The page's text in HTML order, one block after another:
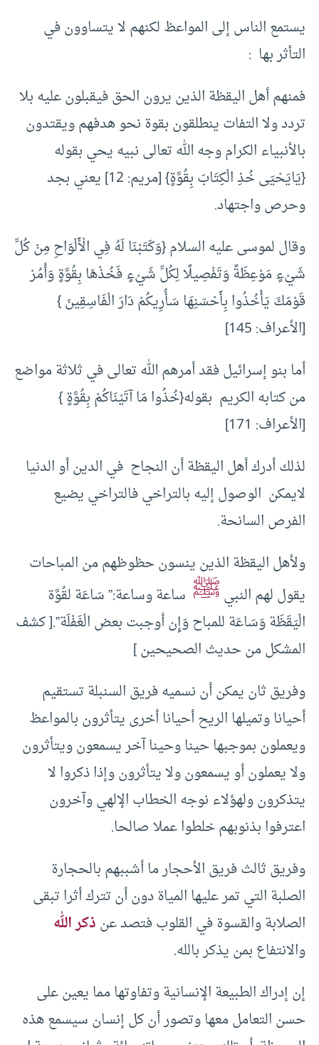
يستمع الناس إلى المواعظ لكنهم لا يتساوون في
التأثر بها :
فمنهم أهل اليقظة الذين يرون الحق فيقبلون عليه بلا
تردد ولا التفات ينطلقون بقوة نحو هدفهم ويقتدون
بالأنبياء الكرام وجه الله تعالى نبيه يحي بقوله
{يَايَحْيَى خُذِ الْكِتَابَ بِقُوَّةٍ} [مريم: 12] يعني بجد
وحرص واجتهاد.
وقال لموسى عليه السلام {وَكَتَبْنَا لَهُ فِي الْأَلْوَاحِ مِنْ كُلِّ
شَيْءٍ مَوْعِظَةً وَتَفْصِيلًا لِكُلِّ شَيْءٍ فَخُذْهَا بِقُوَّةٍ وَأْمُرْ
قَوْمَكَ يَأْخُذُوا بِأَحْسَنِهَا سَأُرِيكُمْ دَارَ الْفَاسِقِينَ }
[الأعراف: 145]
أما بنو إسرائيل فقد أمرهم الله تعالى في ثلاثة مواضع
من كتابه الكريم بقوله{خُذُوا مَا آتَيْنَاكُمْ بِقُوَّةٍ }
[الأعراف: 171]
لذلك أدرك أهل اليقظة أن النجاح في الدين أو الدنيا
لايمكن الوصول إليه بالتراخي فالتراخي يضيع
الفرص السانحة.
ولأهل اليقظة الذين ينسون حظوظهم من المباحات
يقول لهم النبيﷺ ساعة وساعة:” سَاعَة لقُوَّة
الْيَقَظَة وَسَاعَة للمباح وَإِن أوجبت بعض الْغَفْلَة”.[ كشف
المشكل من حديث الصحيحين ]
وفريق ثان يمكن أن نسميه فريق السنبلة تستقيم
أحيانا وتميلها الريح أحيانا أخرى يتأثرون بالمواعظ
ويعملون بموجبها حينا وحينا آخر يسمعون ويتأثرون
ولا يعملون أو يسمعون ولا يتأثرون وإذا ذكروا لا
يتذكرون ولهؤلاء نوجه الخطاب الإلهي وآخرون
اعترفوا بذنوبهم خلطوا عملا صالحا.
وفريق ثالث فريق الأحجار ما أشببهم بالحجارة
الصلبة التي تمر عليها المياة دون أن تترك أثرا تبقى
الصلابة والقسوة في القلوب فتصد عنذكر الله
والانتفاع بمن يذكر بالله.
إن إدراك الطبيعة الإنسانية وتفاوتها مما يعين على
حسن التعامل معها وتصور أن كل إنسان سيسمع هذه